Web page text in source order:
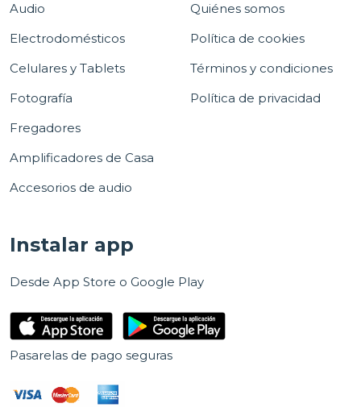
Audio
Electrodomésticos
Celulares y Tablets
Fotografía
Fregadores
Amplificadores de Casa
Accesorios de audio
Quiénes somos
Política de cookies
Términos y condiciones
Política de privacidad
Instalar app
Desde App Store o Google Play
Pasarelas de pago seguras